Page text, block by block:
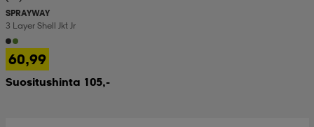
SPRAYWAY
3 Layer Shell Jkt Jr
60,99
Suositushinta 105,-